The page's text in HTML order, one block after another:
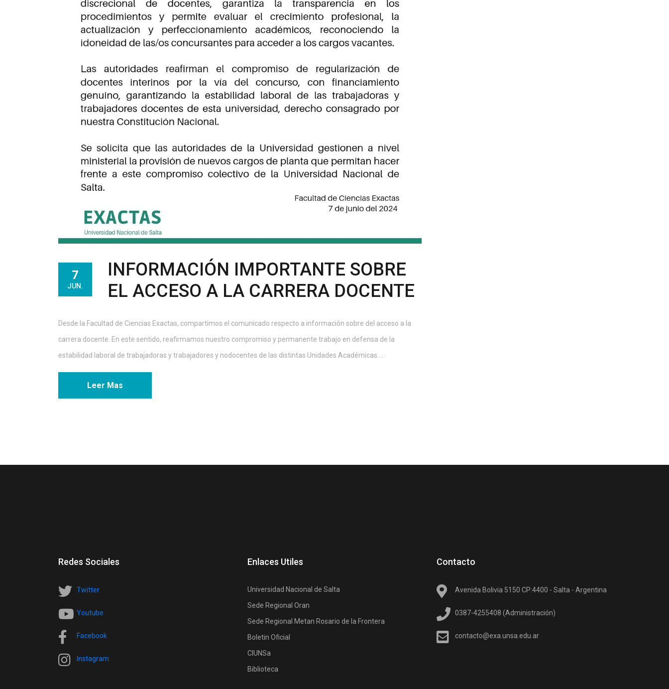
7
JUN.
INFORMACIÓN IMPORTANTE SOBRE
EL ACCESO A LA CARRERA DOCENTE
Desde la Facultad de Ciencias Exactas, compartimos el comunicado respecto a información sobre del acceso a la
carrera docente. En este sentido, reafirmamos nuestro compromiso y permanente trabajo en defensa de la
estabilidad laboral de trabajadoras y trabajadores y nodocentes de las distintas Unidades Académicas. ...
Leer Mas
Redes Sociales
Twitter
Youtube
Facebook
Instagram
Enlaces Utiles
Universidad Nacional de Salta
Sede Regional Oran
Sede Regional Metan Rosario de la Frontera
Boletin Oficial
CIUNSa
Biblioteca
Contacto
Avenida Bolivia 5150 CP:4400 - Salta - Argentina
0387-4255408 (Administración)
contacto@exa.unsa.edu.ar